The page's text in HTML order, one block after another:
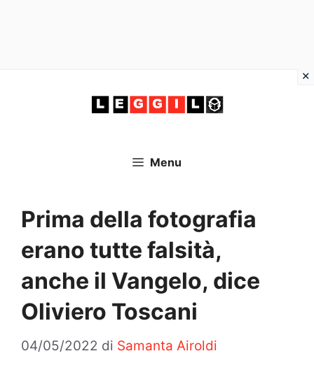
Menu
Prima della fotografia
erano tutte falsità,
anche il Vangelo, dice
Oliviero Toscani
04/05/2022 di Samanta Airoldi